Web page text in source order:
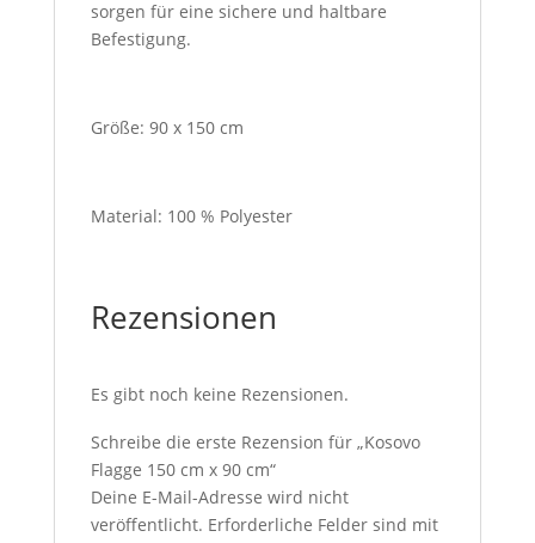
sorgen für eine sichere und haltbare
Befestigung.
Größe: 90 x 150 cm
Material: 100 % Polyester
Rezensionen
Es gibt noch keine Rezensionen.
Schreibe die erste Rezension für „Kosovo
Flagge 150 cm x 90 cm“
Deine E-Mail-Adresse wird nicht
veröffentlicht. Erforderliche Felder sind mit